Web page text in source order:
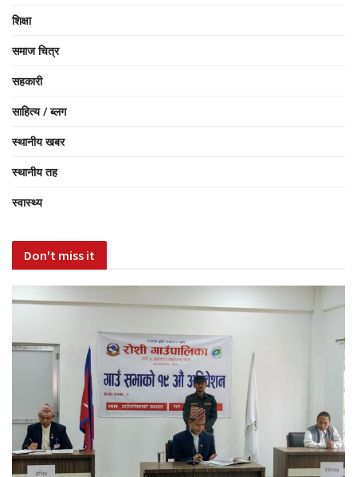
शिक्षा
समाज चित्र
सहकारी
साहित्य / ब्लग
स्थानीय खबर
स्थानीय तह
स्वास्थ्य
Don't miss it